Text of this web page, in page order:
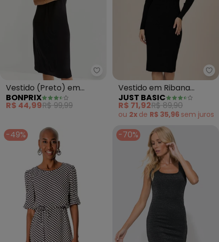
bonprix - Vestido (Preto) em
Vestido (Preto) em
Malha de Viscose
BONPRIX
R$ 44,99R$ 99,99
Vestido em Ribana
Canelada (Preto)
JUST BASIC
R$ 71,92R$ 89,90
ou 2x de R$ 35,96 sem juros
-49% -70%